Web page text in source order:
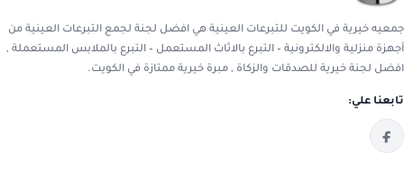
جمعيه خيرية في الكويت للتبرعات العينية هي افضل لجنة لجمع التبرعات العينية من
أجهزة منزلية والالكترونية – التبرع بالاثاث المستعمل – التبرع بالملابس المستعملة ,
افضل لجنة خيرية للصدقات والزكاة , مبرة خيرية ممتازة في الكويت.
تابعنا علي: